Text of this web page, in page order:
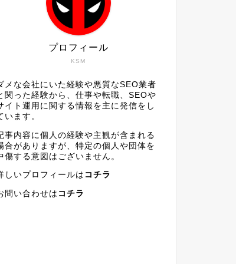
KSM
プロフィール
メな会社にいた経験や悪質なSEO業者
関った経験から、仕事や転職、SEOや
イト運用に関する情報を主に発信をし
います。
事内容に個人の経験や主観が含まれる
合がありますが、特定の個人や団体を
傷する意図はございません。
しいプロフィールは コチラ
問い合わせは コチラ